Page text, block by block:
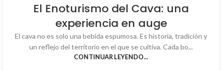
El Enoturismo del Cava: una
experiencia en auge
El cava no es solo una bebida espumosa. Es historia, tradición y
un reflejo del territorio en el que se cultiva. Cada bo...
CONTINUAR LEYENDO...